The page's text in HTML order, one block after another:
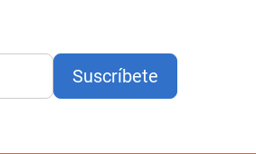
Suscríbete